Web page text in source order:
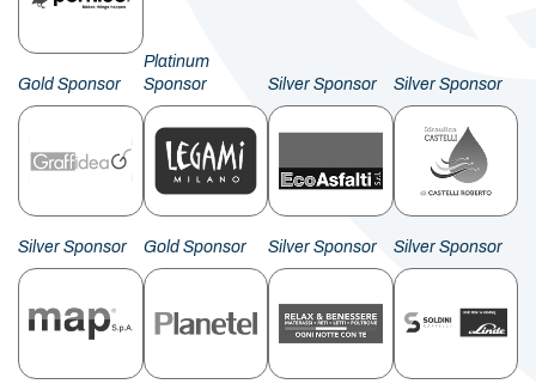
Gold Sponsor
Platinum
Sponsor
Silver Sponsor Silver Sponsor
Silver Sponsor Gold Sponsor Silver Sponsor Silver Sponsor